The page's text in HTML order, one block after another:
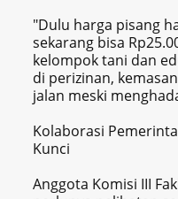
"Dulu harga pisang
sekarang bisa
kelompok tani dan
di perizinan,
jalan meski
Kolaborasi
Kunci
Anggota Komisi III